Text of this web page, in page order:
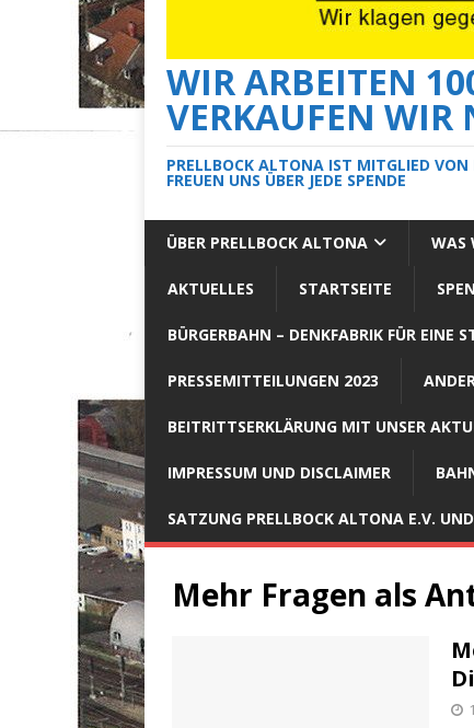
WIR ARBEITEN
VERKAUFEN WIR
PRELLBOCK ALTONA IST MITGLIED VON
FREUEN UNS ÜBER JEDE SPENDE
ÜBER PRELLBOCK ALTONA WAS
AKTUELLES STARTSEITE
BÜRGERBAHN – DENKFABRIK FÜR EINE
PRESSEMITTEILUNGEN 2023
BEITRITTSERKLÄRUNG MIT UNSER
IMPRESSUM UND DISCLAIMER
SATZUNG PRELLBOCK ALTONA E.V.
Mehr Fragen als